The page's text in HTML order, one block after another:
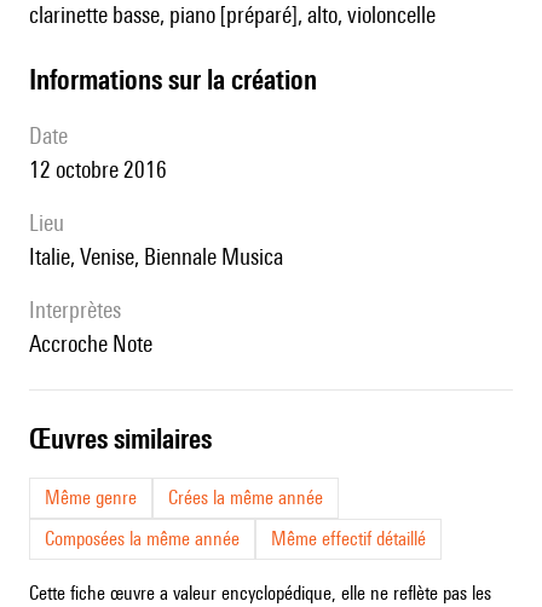
clarinette basse, piano [préparé], alto, violoncelle
informations sur la création
date
12 octobre 2016
lieu
Italie, Venise, Biennale Musica
interprètes
Accroche Note
œuvres similaires
Même genre
Crées la même année
Composées la même année
Même effectif détaillé
Cette fiche œuvre a valeur encyclopédique, elle ne reflète pas les